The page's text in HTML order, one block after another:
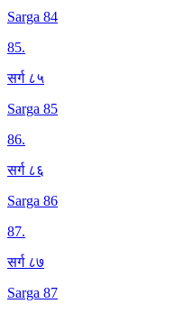
Sarga 84
85.
सर्ग ८५
Sarga 85
86.
सर्ग ८६
Sarga 86
87.
सर्ग ८७
Sarga 87